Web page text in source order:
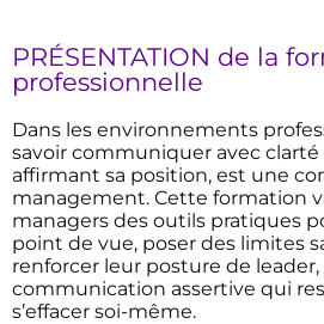
PRÉSENTATION de la
professionnelle
Dans les environnements
savoir communiquer avec
affirmant sa position, est une
management. Cette formation
managers des outils pratiques
point de vue, poser des limites
renforcer leur posture de
communication assertive qui
s’effacer soi-même.